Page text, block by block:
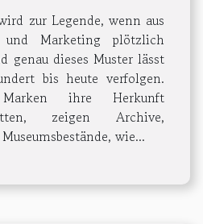
zur Legende, wenn aus
Marketing plötzlich
genau dieses Muster lässt
bis heute verfolgen.
ihre Herkunft
zeigen Archive,
wie...